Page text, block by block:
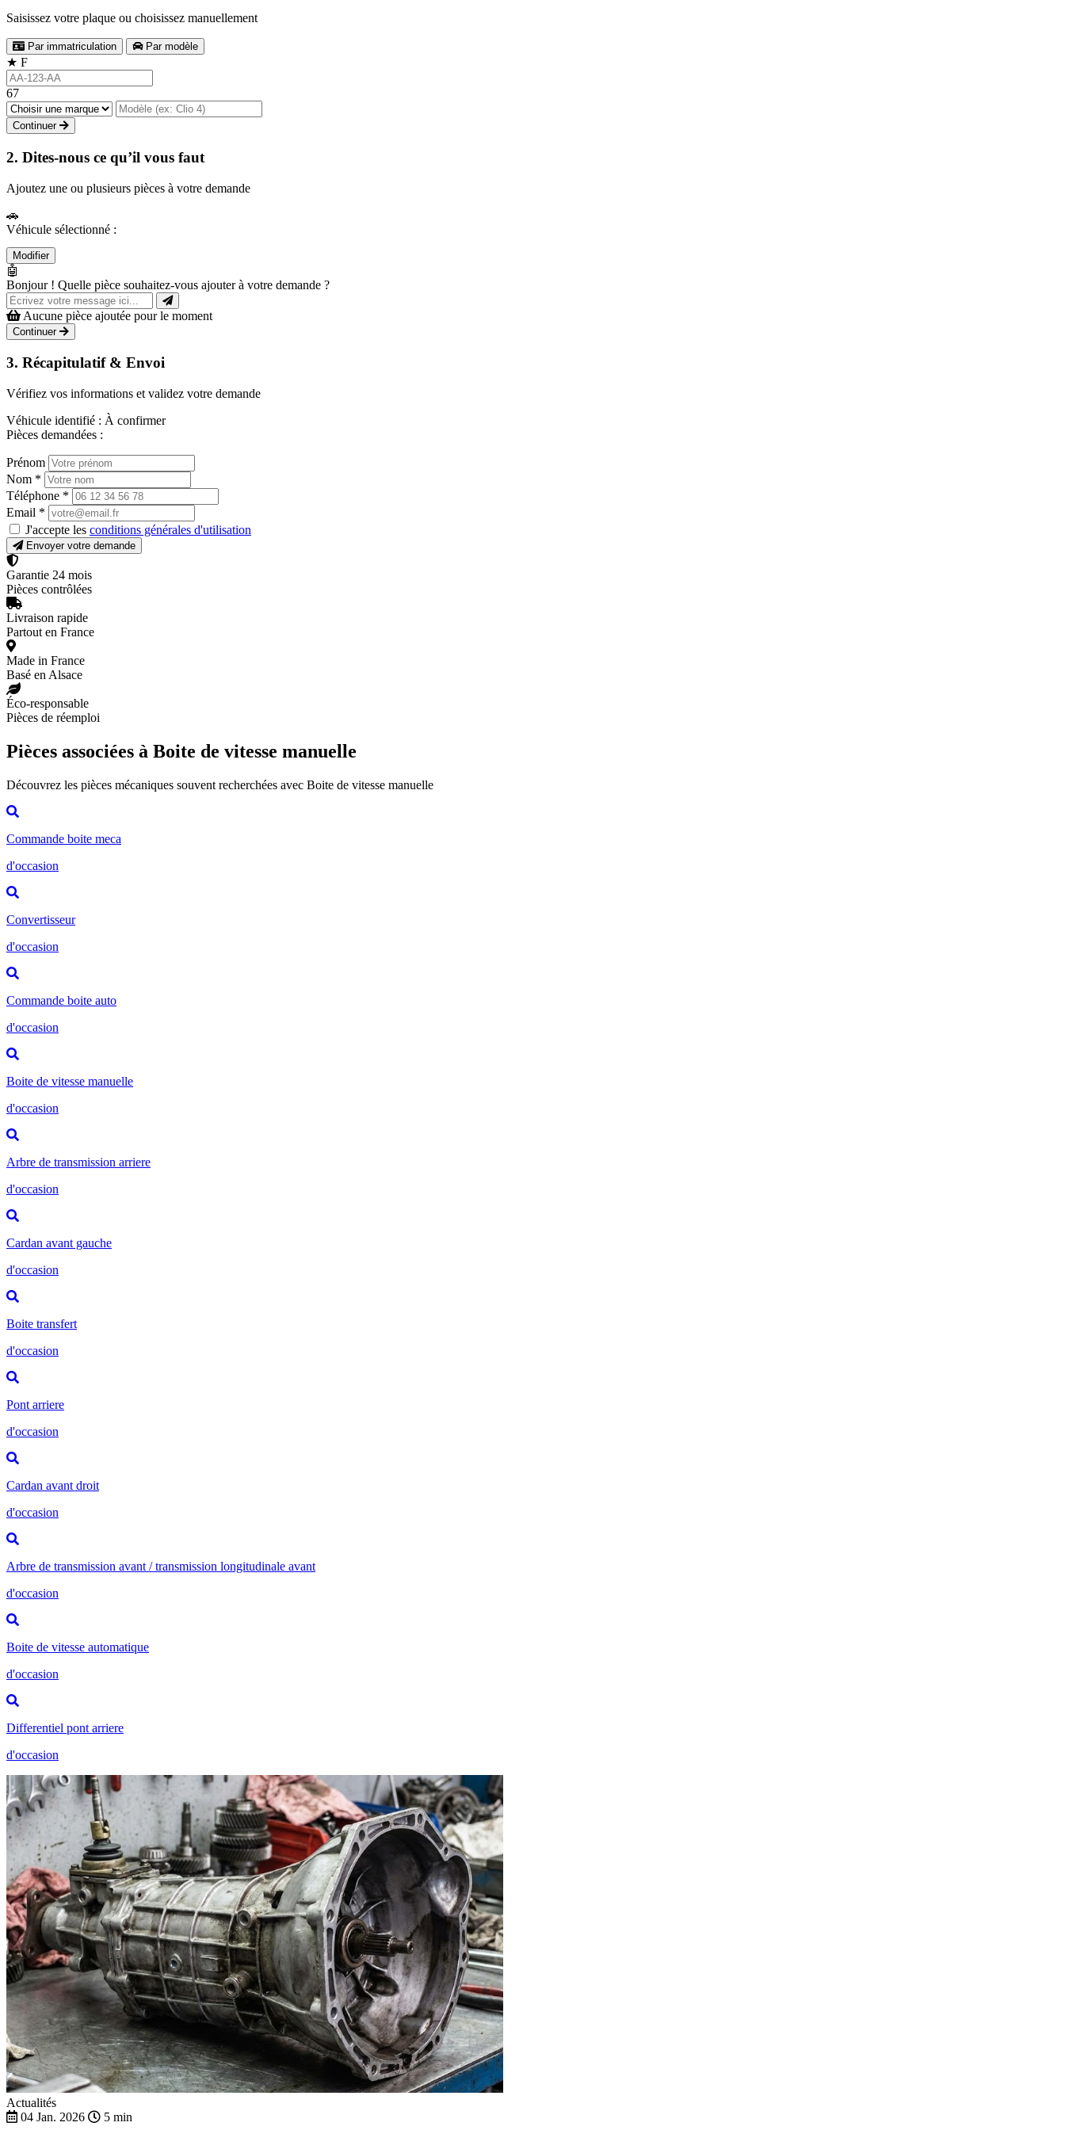
Saisissez votre plaque ou choisissez manuellement
Par immatriculation Par modèle
★ F
67
Continuer
2. Dites-nous ce qu’il vous faut
Ajoutez une ou plusieurs pièces à votre demande
🚗
Véhicule sélectionné :
Modifier
🤖
Bonjour ! Quelle pièce souhaitez-vous ajouter à votre demande ?
Aucune pièce ajoutée pour le moment
Continuer
3. Récapitulatif & Envoi
Vérifiez vos informations et validez votre demande
Véhicule identifié : À confirmer
Pièces demandées :
Prénom
Nom *
Téléphone *
Email *
J'accepte les conditions générales d'utilisation
Envoyer votre demande
Garantie 24 mois
Pièces contrôlées
Livraison rapide
Partout en France
Made in France
Basé en Alsace
Éco-responsable
Pièces de réemploi
Pièces associées à Boite de vitesse manuelle
Découvrez les pièces mécaniques souvent recherchées avec Boite de vitesse manuelle
Commande boite meca
d'occasion
Convertisseur
d'occasion
Commande boite auto
d'occasion
Boite de vitesse manuelle
d'occasion
Arbre de transmission arriere
d'occasion
Cardan avant gauche
d'occasion
Boite transfert
d'occasion
Pont arriere
d'occasion
Cardan avant droit
d'occasion
Arbre de transmission avant / transmission longitudinale avant
d'occasion
Boite de vitesse automatique
d'occasion
Differentiel pont arriere
d'occasion
Actualités
04 Jan. 2026
5 min